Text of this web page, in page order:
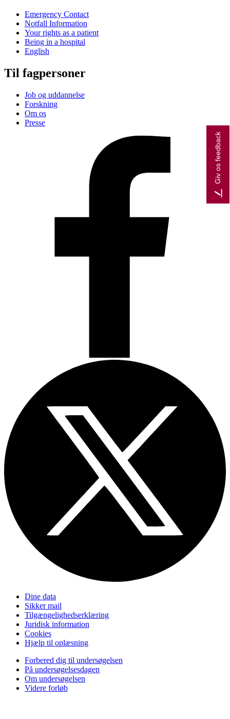
Emergency Contact
Notfall Information
Your rights as a patient
Being in a hospital
English
Til fagpersoner
Job og uddannelse
Forskning
Om os
Presse
Dine data
Sikker mail
Tilgængelighedserklæring
Juridisk information
Cookies
Hjælp til oplæsning
Forbered dig til undersøgelsen
På undersøgelsesdagen
Om undersøgelsen
Videre forløb
Giv os feedback